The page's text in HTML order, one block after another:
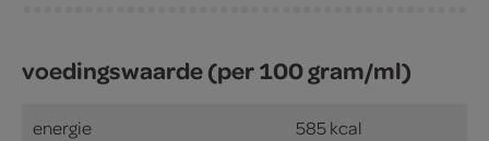
voedingswaarde (per 100 gram/ml)
energie 585 kcal